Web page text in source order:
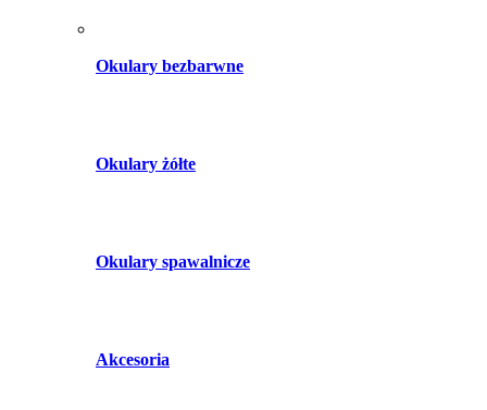
Okulary bezbarwne
Okulary żółte
Okulary spawalnicze
Akcesoria